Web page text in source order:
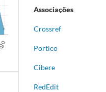
Associações
Crossref
Portico
Cibere
RedEdit